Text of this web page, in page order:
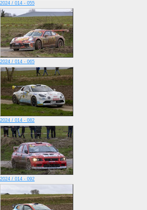
2024 / 014 - 055
2024 / 014 - 065
2024 / 014 - 082
2024 / 014 - 092